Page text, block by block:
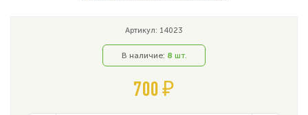
Артикул: 14023
В наличие: 8 шт.
700 ₽